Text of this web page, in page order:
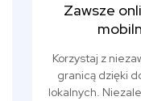
Zawsze
Korzystaj z
granicą dzięki
lokalnych.